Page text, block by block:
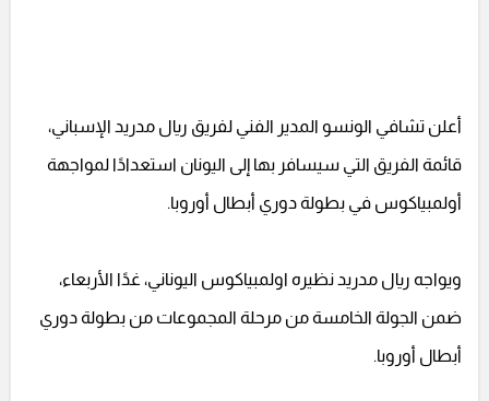
أعلن تشافي الونسو المدير الفني لفريق ريال مدريد الإسباني،
قائمة الفريق التي سيسافر بها إلى اليونان استعدادًا لمواجهة
أولمبياكوس في بطولة دوري أبطال أوروبا.
ويواجه ريال مدريد نظيره اولمبياكوس اليوناني، غدًا الأربعاء،
ضمن الجولة الخامسة من مرحلة المجموعات من بطولة دوري
أبطال أوروبا.